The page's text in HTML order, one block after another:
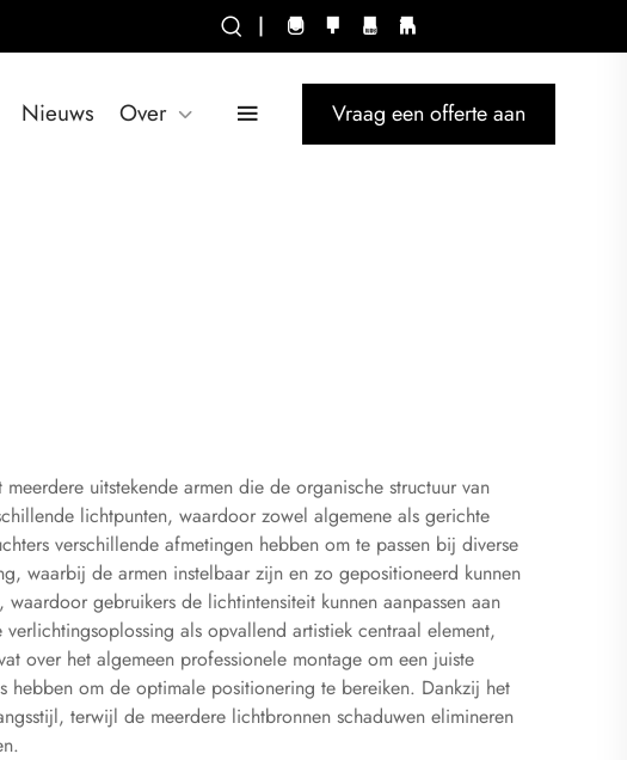
|
Nieuws Over Vraag een offerte aan
uitstekende armen die de organische structuur van
lichtpunten, waardoor zowel algemene als gerichte
verschillende afmetingen hebben om te passen bij diverse
waarbij de armen instelbaar zijn en zo gepositioneerd kunnen
gebruikers de lichtintensiteit kunnen aanpassen aan
als opvallend artistiek centraal element,
over het algemeen professionele montage om een juiste
om de optimale positionering te bereiken. Dankzij het
terwijl de meerdere lichtbronnen schaduwen elimineren